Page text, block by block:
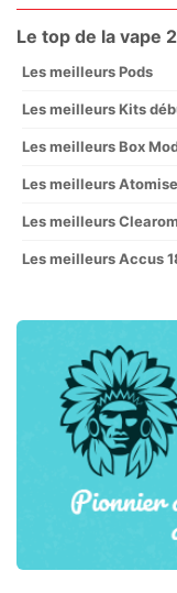
Le top de la vape
Les meilleurs Pods
Les meilleurs Kits
Les meilleurs Box
Les meilleurs
Les meilleurs
Les meilleurs Accus